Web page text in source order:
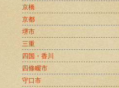
京橋
京都
堺市
三重
四国・香川
四條畷市
守口市